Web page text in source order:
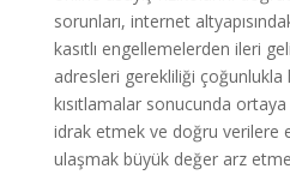
sorunları, internet
kasıtlı engellemelerden ileri
adresleri gerekliliği çoğunlukla
kısıtlamalar sonucunda
idrak etmek ve doğru verilere
ulaşmak büyük değer arz